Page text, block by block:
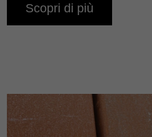
Scopri di più